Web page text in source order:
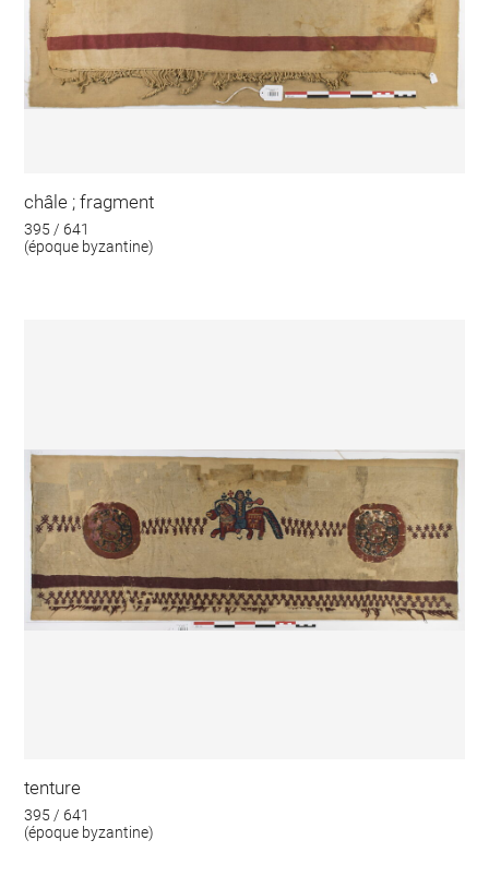
châle ; fragment
395 / 641
(époque byzantine)
tenture
395 / 641
(époque byzantine)